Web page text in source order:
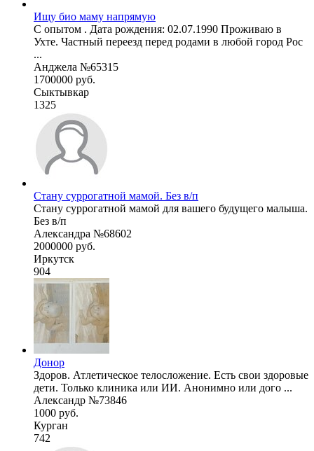
Ищу био маму напрямую
С опытом . Дата рождения: 02.07.1990 Проживаю в
Ухте. Частный переезд перед родами в любой город Рос
...
Анджела №65315
1700000 руб.
Сыктывкар
1325
Стану суррогатной мамой. Без в/п
Стану суррогатной мамой для вашего будущего малыша.
Без в/п
Александра №68602
2000000 руб.
Иркутск
904
Донор
Здоров. Атлетическое телосложение. Есть свои здоровые
дети. Только клиника или ИИ. Анонимно или дого ...
Александр №73846
1000 руб.
Курган
742